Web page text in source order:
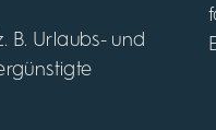
B. Urlaubs- und